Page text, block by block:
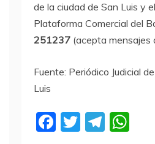
de la ciudad de San Luis y
Plataforma Comercial del
251237 (acepta
Fuente: Periódico Judicial
Luis
F
T
T